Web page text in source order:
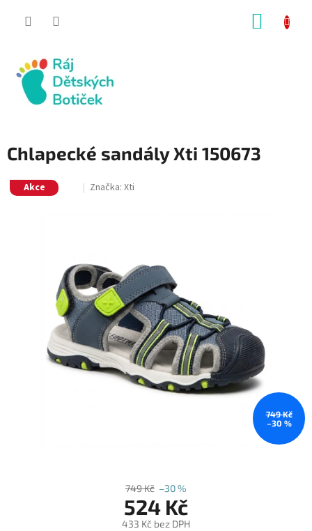
Chlapecké sandály Xti 150673
Akce Značka: Xti
749 Kč
–30 %
749 Kč –30 %
524 Kč
433 Kč bez DPH